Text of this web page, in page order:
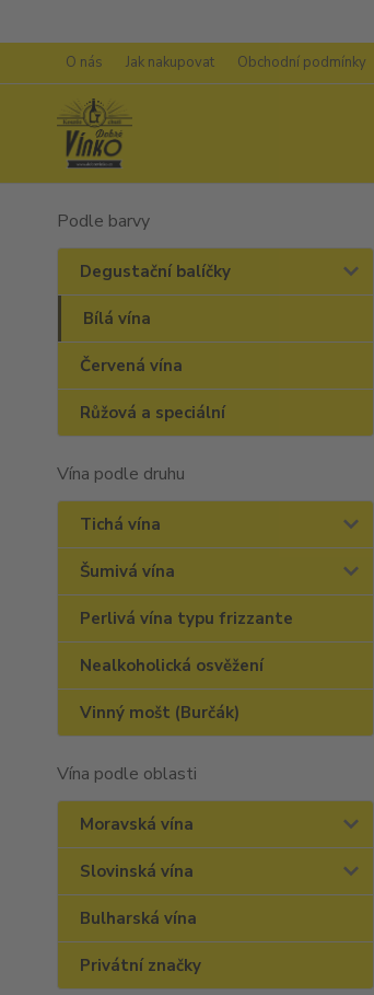
O nás Jak nakupovat Obchodní podmínky
Podle barvy
Degustační balíčky
Bílá vína
Červená vína
Růžová a speciální
Vína podle druhu
Tichá vína
Šumivá vína
Perlivá vína typu frizzante
Nealkoholická osvěžení
Vinný mošt (Burčák)
Vína podle oblasti
Moravská vína
Slovinská vína
Bulharská vína
Privátní značky